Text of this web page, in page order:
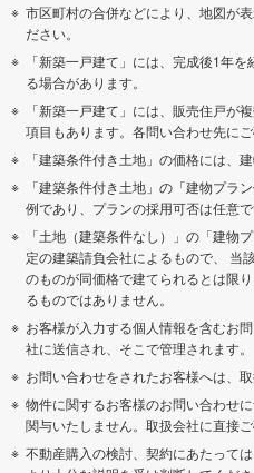
市区町村の合併などにより、地図が
ださい。
「新築一戸建て」には、完成後1年
る場合があります。
「新築一戸建て」には、販売住戸が
項目もあります。各問い合わせ先にご
「建築条件付き土地」の価格には、
「建築条件付き土地」の「建物プラ
例であり、プランの採用可否は任意で
「土地（建築条件なし）」の「建物
定の建築請負会社によるもので、 当
のものが同価格で建てられるとは限
るものではありません。
お客様が入力する個人情報を含むお
社に送信され、そこで管理されます。
お問い合わせをされたお客様へは、
物件に関するお客様のお問い合わせ
関与いたしません。取扱会社に直接ご
不動産購入の検討、契約にあたって